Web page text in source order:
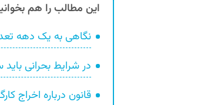
این مطالب را هم
نگاهی به یک دهه
در شرایط بحرانی
قانون درباره اخراج